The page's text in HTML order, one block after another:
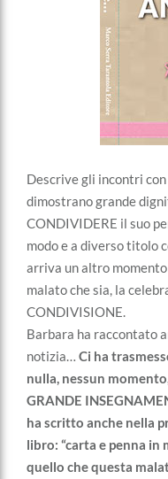
Descrive gli incontri
dimostrano grande
CONDIVIDERE il suo
modo e a diverso titolo
arriva un altro
malato che sia, la
CONDIVISIONE.
Barbara ha raccontato
notizia… Ci ha
nulla, nessun
GRANDE
ha scritto anche nella
libro: “carta e penna
quello che questa